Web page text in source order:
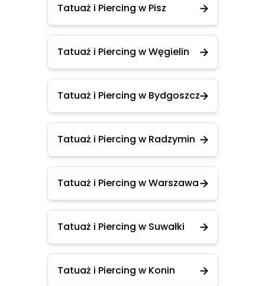
Tatuaż i Piercing w Pisz
Tatuaż i Piercing w Węgielin
Tatuaż i Piercing w Bydgoszcz
Tatuaż i Piercing w Radzymin
Tatuaż i Piercing w Warszawa
Tatuaż i Piercing w Suwałki
Tatuaż i Piercing w Konin